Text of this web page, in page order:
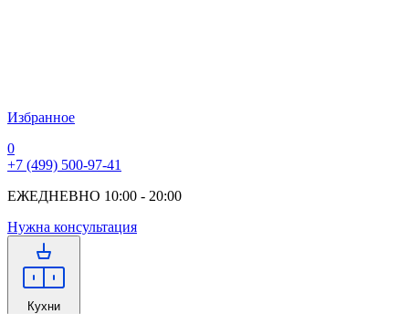
Избранное
0
+7 (499) 500-97-41
ЕЖЕДНЕВНО 10:00 - 20:00
Нужна консультация
Кухни